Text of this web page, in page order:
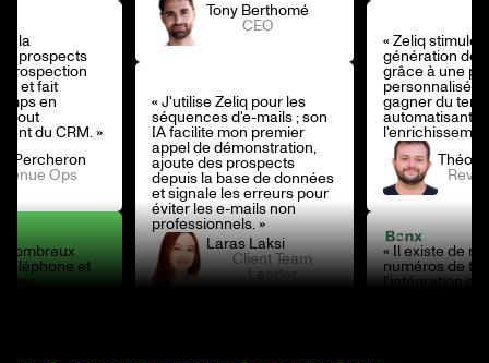
la
prospects
prospection
et fait
en
tout
du CRM. »
Percheron
Ops
nombreux
téléphone et
avec
Tony Berthomé
CEO
« J'utilise Zeliq pour les
séquences d'e-mails ; son
IA facilite mon premier
appel de démonstration,
ajoute des prospects
depuis la base de données
et signale les erreurs pour
éviter les e-mails non
professionnels. »
Laras Laksi
Client Team
Leader
« Zeliq stimule
génération de
grâce à une
personnalisée
gagner du
automatisant
Théo
« Il existe de
numéros de
l'intégration